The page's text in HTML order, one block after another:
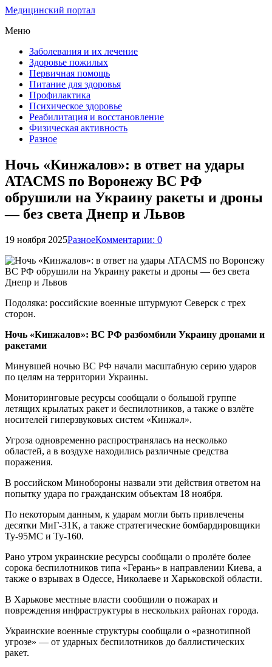
Медицинский портал
Меню
Заболевания и их лечение
Здоровье пожилых
Первичная помощь
Питание для здоровья
Профилактика
Психическое здоровье
Реабилитация и восстановление
Физическая активность
Разное
Ночь «Кинжалов»: в ответ на удары
ATACMS по Воронежу ВС РФ
обрушили на Украину ракеты и дроны
— без света Днепр и Львов
19 ноября 2025РазноеКомментарии: 0
Подоляка: российские военные штурмуют Северск с трех
сторон.
Ночь «Кинжалов»: ВС РФ разбомбили Украину дронами и
ракетами
Минувшей ночью ВС РФ начали масштабную серию ударов
по целям на территории Украины.
Мониторинговые ресурсы сообщали о большой группе
летящих крылатых ракет и беспилотников, а также о взлёте
носителей гиперзвуковых систем «Кинжал».
Угроза одновременно распространялась на несколько
областей, а в воздухе находились различные средства
поражения.
В российском Минобороны назвали эти действия ответом на
попытку удара по гражданским объектам 18 ноября.
По некоторым данным, к ударам могли быть привлечены
десятки МиГ-31К, а также стратегические бомбардировщики
Ту-95МС и Ту-160.
Рано утром украинские ресурсы сообщали о пролёте более
сорока беспилотников типа «Герань» в направлении Киева, а
также о взрывах в Одессе, Николаеве и Харьковской области.
В Харькове местные власти сообщили о пожарах и
повреждения инфраструктуры в нескольких районах города.
Украинские военные структуры сообщали о «разнотипной
угрозе» — от ударных беспилотников до баллистических
ракет.